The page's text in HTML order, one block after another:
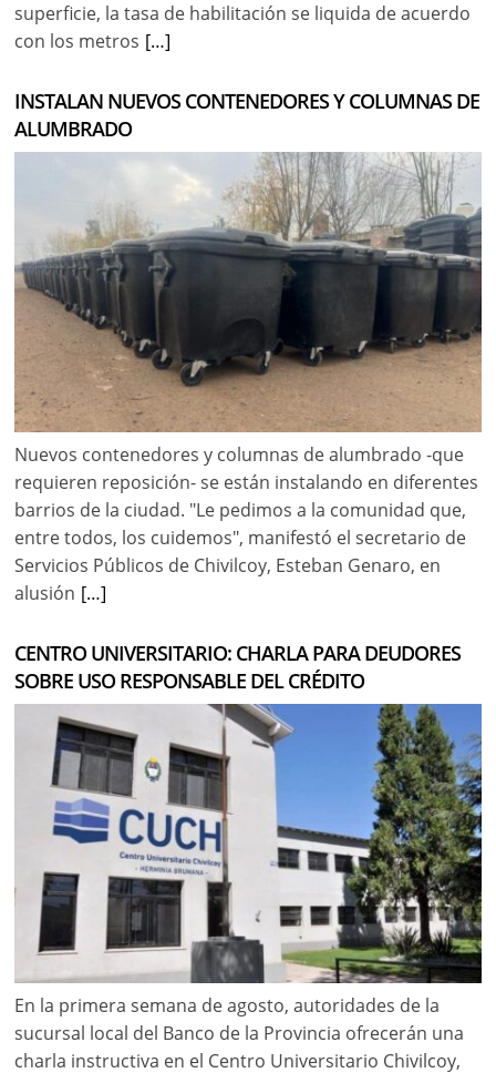
superficie, la tasa de habilitación se liquida de acuerdo
con los metros […]
INSTALAN NUEVOS CONTENEDORES Y COLUMNAS DE
ALUMBRADO
Nuevos contenedores y columnas de alumbrado -que
requieren reposición- se están instalando en diferentes
barrios de la ciudad. "Le pedimos a la comunidad que,
entre todos, los cuidemos", manifestó el secretario de
Servicios Públicos de Chivilcoy, Esteban Genaro, en
alusión […]
CENTRO UNIVERSITARIO: CHARLA PARA DEUDORES
SOBRE USO RESPONSABLE DEL CRÉDITO
En la primera semana de agosto, autoridades de la
sucursal local del Banco de la Provincia ofrecerán una
charla instructiva en el Centro Universitario Chivilcoy,